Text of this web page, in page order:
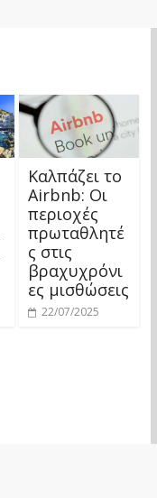
Καλπάζει το
Airbnb: Οι
περιοχές
πρωταθλητέ
ς στις
βραχυχρόνι
ες μισθώσεις
22/07/2025